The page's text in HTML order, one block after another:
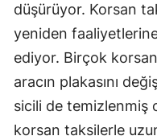
düşürüyor. Korsan
yeniden
ediyor. Birçok
aracın plakasını
sicili de temizlenmiş
korsan taksilerle